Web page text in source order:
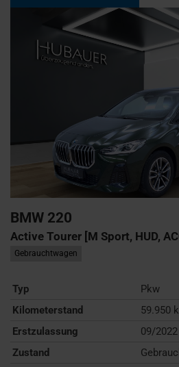
BMW 220
Active Tourer [M Sport, HUD,
Gebrauchtwagen
Typ
Pkw
Kilometerstand
59.950
Erstzulassung
09/2022
Zustand